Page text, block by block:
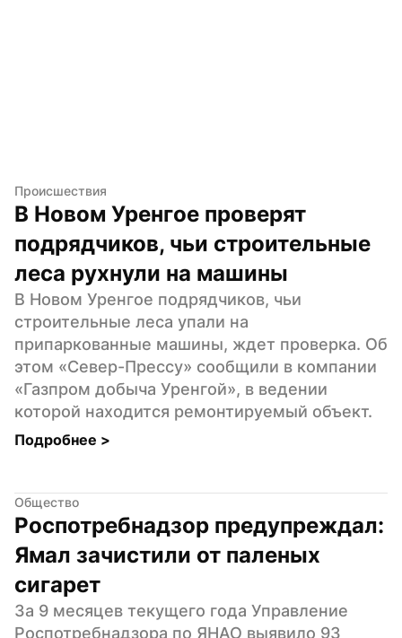
Происшествия
В Новом Уренгое проверят
подрядчиков, чьи строительные
леса рухнули на машины
В Новом Уренгое подрядчиков, чьи
строительные леса упали на
припаркованные машины, ждет проверка. Об
этом «Север-Прессу» сообщили в компании
«Газпром добыча Уренгой», в ведении
которой находится ремонтируемый объект.
Подробнее >
Общество
Роспотребнадзор предупреждал:
Ямал зачистили от паленых
сигарет
За 9 месяцев текущего года Управление
Роспотребнадзора по ЯНАО выявило 93